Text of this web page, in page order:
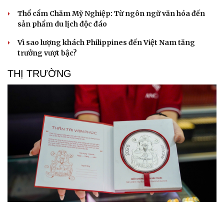
Thổ cẩm Chăm Mỹ Nghiệp: Từ ngôn ngữ văn hóa đến
sản phẩm du lịch độc đáo
Vì sao lượng khách Philippines đến Việt Nam tăng
trưởng vượt bậc?
THỊ TRƯỜNG